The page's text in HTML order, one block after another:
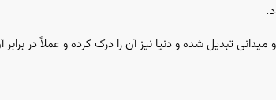
تبدیل شده و دنیا نیز آن را درک کرده و عملاً در